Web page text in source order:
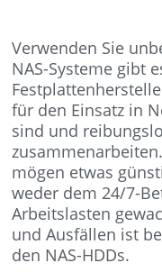
Verwenden Sie
NAS-Systeme gibt
für den Einsatz in
sind und
mögen etwas
weder dem 24/7-
Arbeitslasten
und Ausfällen ist
den NAS-HDDs.